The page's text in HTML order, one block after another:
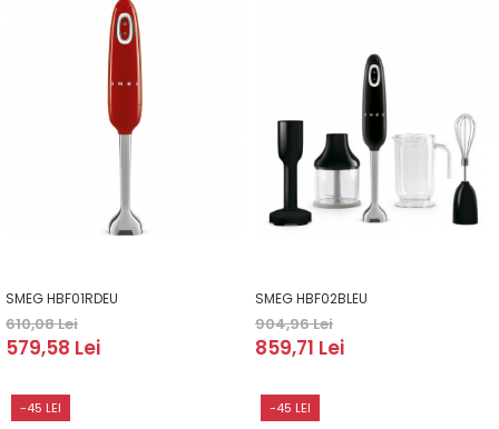
SMEG HBF01RDEU
610,08 Lei
579,58 Lei
SMEG HBF02BLEU
904,96 Lei
859,71 Lei
-45 LEI -45 LEI